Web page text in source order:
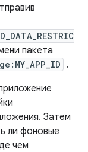
пакета
.
Затем
ли фоновые
чем